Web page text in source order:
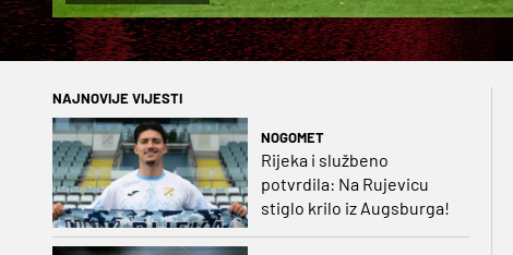
NAJNOVIJE VIJESTI
NOGOMET
Rijeka i službeno
potvrdila: Na Rujevicu
stiglo krilo iz Augsburga!